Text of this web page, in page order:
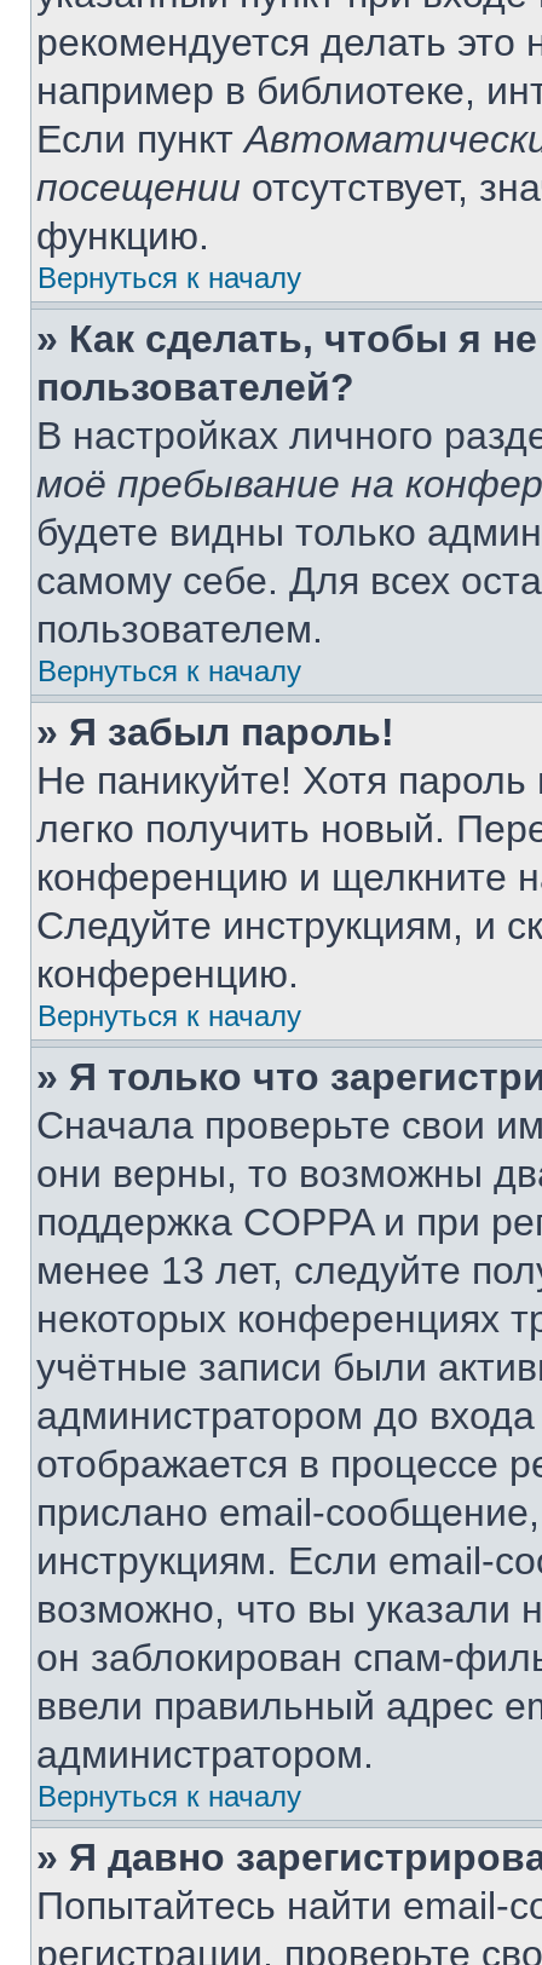
рекомендуется делать
например в библиотеке,
Если пункт
посещении отсутствует,
функцию.
Вернуться к началу
» Как сделать, чтобы я
пользователей?
В настройках личного
моё пребывание на
будете видны только
самому себе. Для всех
пользователем.
Вернуться к началу
» Я забыл пароль!
Не паникуйте! Хотя
легко получить новый.
конференцию и щелкните
Следуйте инструкциям, и
конференцию.
Вернуться к началу
» Я только что
Сначала проверьте свои
они верны, то возможны
поддержка COPPA и при
менее 13 лет, следуйте
некоторых конференциях
учётные записи были
администратором до
отображается в процессе
прислано email-
инструкциям. Если email-
возможно, что вы указали
он заблокирован спам-
ввели правильный адрес
администратором.
Вернуться к началу
» Я давно
Попытайтесь найти email-
регистрации, проверьте